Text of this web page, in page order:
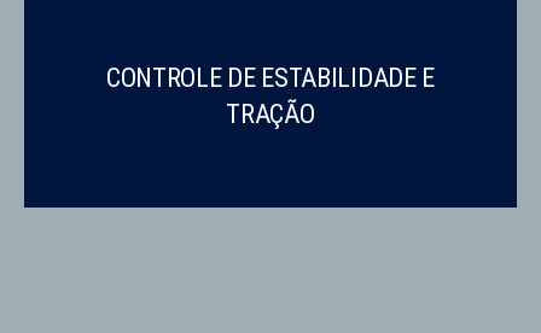
CONTROLE DE ESTABILIDADE E
TRAÇÃO